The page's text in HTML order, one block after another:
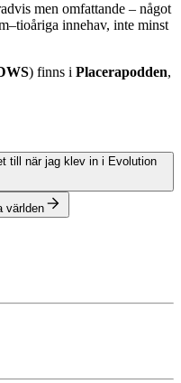
men omfattande – något
innehav, inte minst
) finns i Placerapodden,
världen